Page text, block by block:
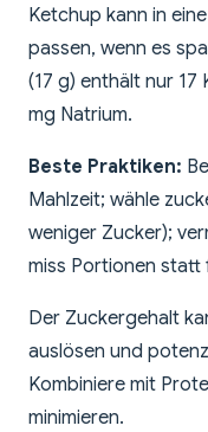
Ketchup kann in
passen, wenn es
(17 g) enthält nur 17
mg Natrium.
Beste Praktiken:
Mahlzeit; wähle
weniger Zucker);
miss Portionen statt
Der Zuckergehalt
auslösen und
Kombiniere mit
minimieren.